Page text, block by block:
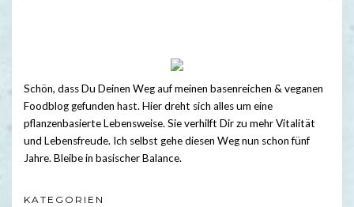
Schön, dass Du Deinen Weg auf meinen basenreichen & veganen
Foodblog gefunden hast. Hier dreht sich alles um eine
pflanzenbasierte Lebensweise. Sie verhilft Dir zu mehr Vitalität
und Lebensfreude. Ich selbst gehe diesen Weg nun schon fünf
Jahre. Bleibe in basischer Balance.
KATEGORIEN